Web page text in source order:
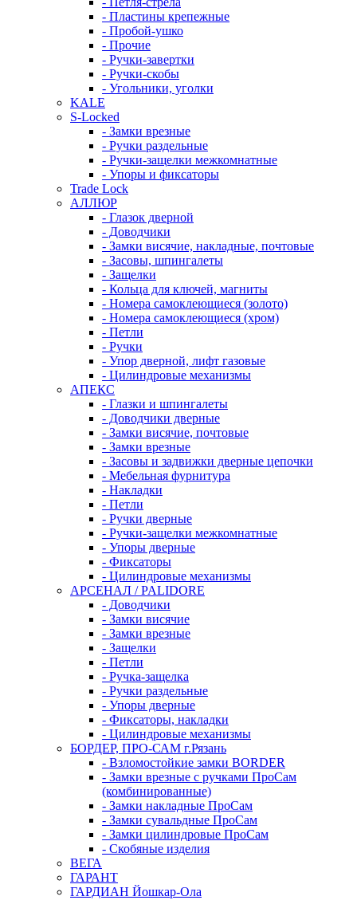
- Пластины крепежные
- Пробой-ушко
- Прочие
- Ручки-завертки
- Ручки-скобы
- Угольники, уголки
KALE
S-Locked
- Замки врезные
- Ручки раздельные
- Ручки-защелки межкомнатные
- Упоры и фиксаторы
Trade Lock
АЛЛЮР
- Глазок дверной
- Доводчики
- Замки висячие, накладные, почтовые
- Засовы, шпингалеты
- Защелки
- Кольца для ключей, магниты
- Номера самоклеющиеся (золото)
- Номера самоклеющиеся (хром)
- Петли
- Ручки
- Упор дверной, лифт газовые
- Цилиндровые механизмы
АПЕКС
- Глазки и шпингалеты
- Доводчики дверные
- Замки висячие, почтовые
- Замки врезные
- Засовы и задвижки дверные цепочки
- Мебельная фурнитура
- Накладки
- Петли
- Ручки дверные
- Ручки-защелки межкомнатные
- Упоры дверные
- Фиксаторы
- Цилиндровые механизмы
АРСЕНАЛ / PALIDORE
- Доводчики
- Замки висячие
- Замки врезные
- Защелки
- Петли
- Ручка-защелка
- Ручки раздельные
- Упоры дверные
- Фиксаторы, накладки
- Цилиндровые механизмы
БОРДЕР, ПРО-САМ г.Рязань
- Взломостойкие замки BORDER
- Замки врезные с ручками ПроСам
(комбинированные)
- Замки накладные ПроСам
- Замки сувальдные ПроСам
- Замки цилиндровые ПроСам
- Скобяные изделия
ВЕГА
ГАРАНТ
ГАРДИАН Йошкар-Ола